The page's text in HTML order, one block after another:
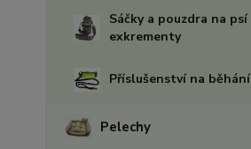
Sáčky a pouzdra na psí
exkrementy
Příslušenství na běhání
Pelechy